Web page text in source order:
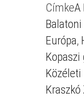
CímkeA
Európa,
Kopaszi
Közéleti
Kraszkó